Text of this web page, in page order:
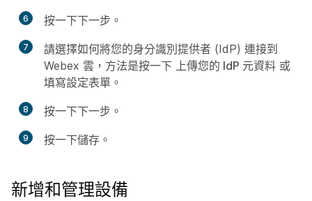
6 按一下下一步 。
7
請選擇如何將您的身分識別提供者 (IdP) 連接到
Webex 雲，方法是按一下 上傳您的 IdP 元資料 或
填寫設定表單 。
8 按一下下一步 。
9 按一下儲存 。
新增和管理設備